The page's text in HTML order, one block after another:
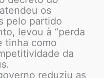
os
pelo partido
levou à “perda
tinha como
da
reduziu as